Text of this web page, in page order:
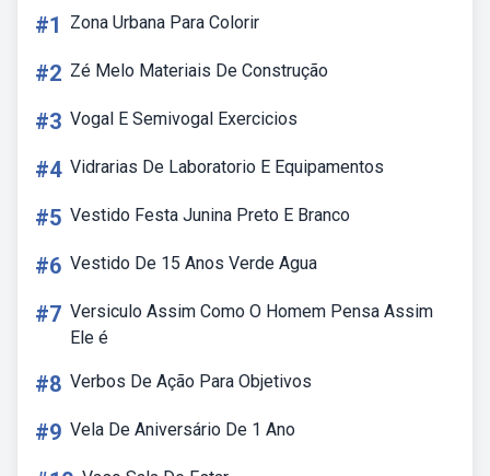
#1 Zona Urbana Para Colorir
#2 Zé Melo Materiais De Construção
#3 Vogal E Semivogal Exercicios
#4 Vidrarias De Laboratorio E Equipamentos
#5 Vestido Festa Junina Preto E Branco
#6 Vestido De 15 Anos Verde Agua
#7 Versiculo Assim Como O Homem Pensa Assim
Ele é
#8 Verbos De Ação Para Objetivos
#9 Vela De Aniversário De 1 Ano